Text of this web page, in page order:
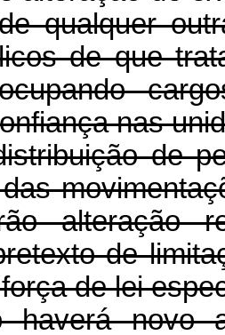
qualquer
de que
nas
de
alteração
de
de lei
haverá novo